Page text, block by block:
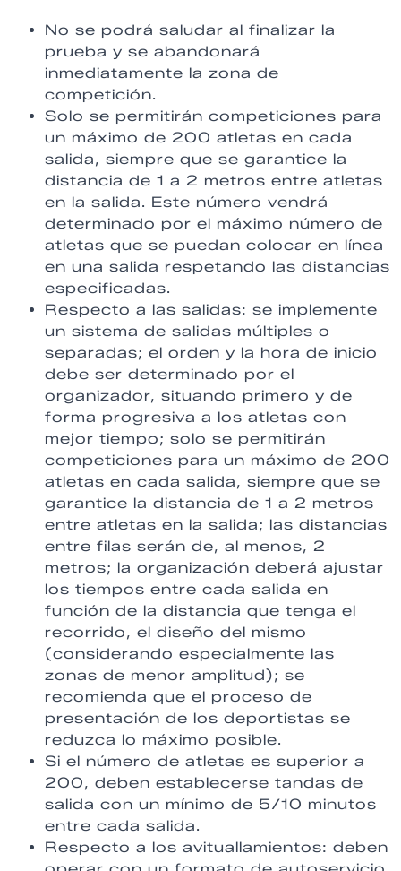
No se podrá saludar al finalizar la
prueba y se abandonará
inmediatamente la zona de
competición.
Solo se permitirán competiciones para
un máximo de 200 atletas en cada
salida, siempre que se garantice la
distancia de 1 a 2 metros entre atletas
en la salida. Este número vendrá
determinado por el máximo número de
atletas que se puedan colocar en línea
en una salida respetando las distancias
especificadas.
Respecto a las salidas: se implemente
un sistema de salidas múltiples o
separadas; el orden y la hora de inicio
debe ser determinado por el
organizador, situando primero y de
forma progresiva a los atletas con
mejor tiempo; solo se permitirán
competiciones para un máximo de 200
atletas en cada salida, siempre que se
garantice la distancia de 1 a 2 metros
entre atletas en la salida; las distancias
entre filas serán de, al menos, 2
metros; la organización deberá ajustar
los tiempos entre cada salida en
función de la distancia que tenga el
recorrido, el diseño del mismo
(considerando especialmente las
zonas de menor amplitud); se
recomienda que el proceso de
presentación de los deportistas se
reduzca lo máximo posible.
Si el número de atletas es superior a
200, deben establecerse tandas de
salida con un mínimo de 5/10 minutos
entre cada salida.
Respecto a los avituallamientos: deben